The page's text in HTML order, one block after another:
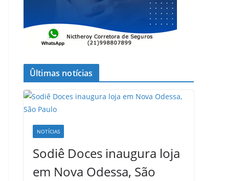
Ûltimas notícias
NOTÍCIAS
Sodiê Doces inaugura loja
em Nova Odessa, São